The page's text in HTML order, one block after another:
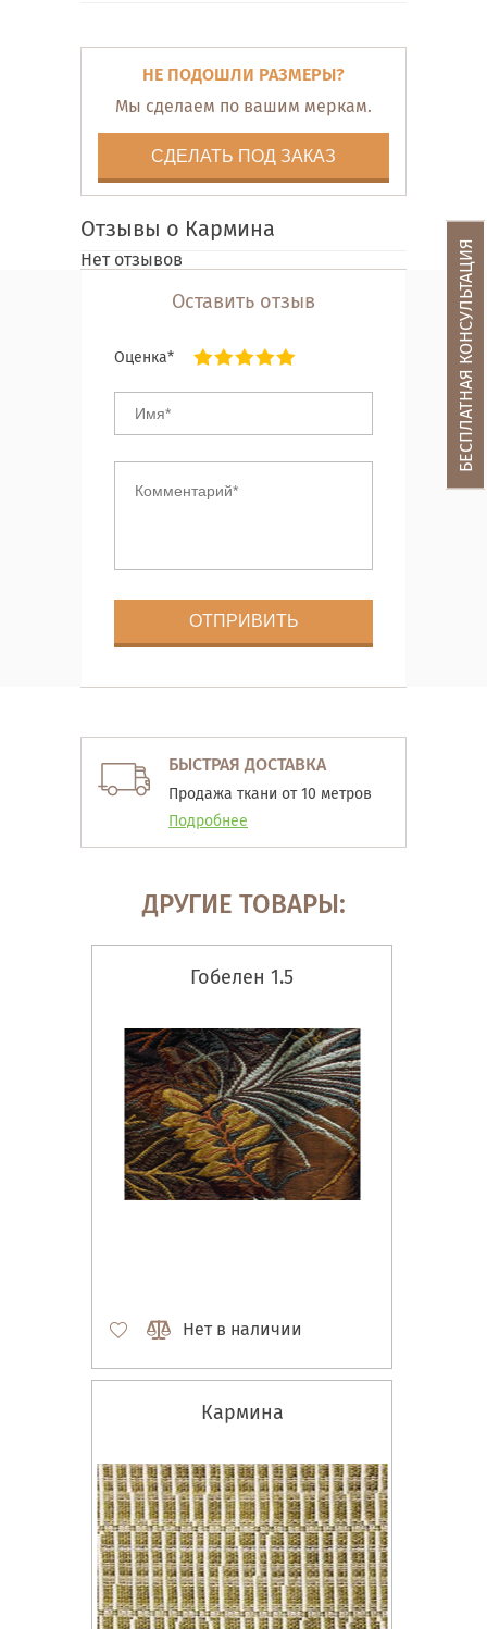
НЕ ПОДОШЛИ РАЗМЕРЫ?
Мы сделаем по вашим меркам.
СДЕЛАТЬ ПОД ЗАКАЗ
Отзывы о Кармина
Нет отзывов
Оставить отзыв
Оценка*
БЫСТРАЯ ДОСТАВКА
Продажа ткани от 10 метров
Подробнее
ДРУГИЕ ТОВАРЫ:
Гобелен 1.5
Нет в наличии
Кармина
БЕСПЛАТНАЯ КОНСУЛЬТАЦИЯ